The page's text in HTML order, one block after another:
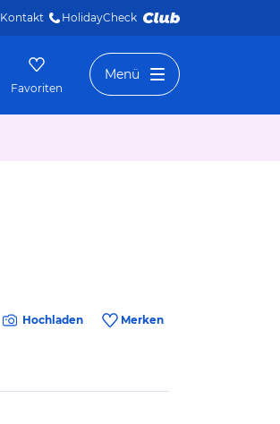
Kontakt HolidayCheck
Favoriten
Menü
Hochladen Merken